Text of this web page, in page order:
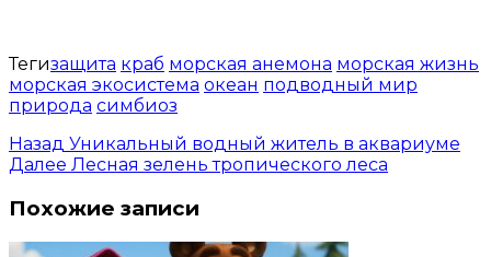
Тегизащита краб морская анемона морская жизнь
морская экосистема океан подводный мир
природа симбиоз
Назад Уникальный водный житель в аквариуме
Далее Лесная зелень тропического леса
Похожие записи